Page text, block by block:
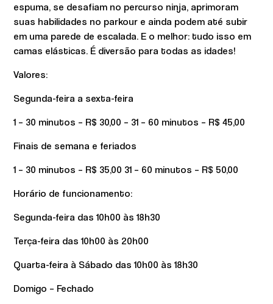
espuma, se desafiam no percurso ninja, aprimoram
suas habilidades no parkour e ainda podem até subir
em uma parede de escalada. E o melhor: tudo isso em
camas elásticas. É diversão para todas as idades!
Valores:
Segunda-feira a sexta-feira
1 – 30 minutos – R$ 30,00 – 31 – 60 minutos – R$ 45,00
Finais de semana e feriados
1 – 30 minutos – R$ 35,00 31 – 60 minutos – R$ 50,00
Horário de funcionamento:
Segunda-feira das 10h00 às 18h30
Terça-feira das 10h00 às 20h00
Quarta-feira à Sábado das 10h00 às 18h30
Domigo – Fechado